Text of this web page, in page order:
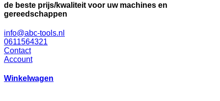
de beste prijs/kwaliteit voor uw machines en
gereedschappen
info@abc-tools.nl
0611564321
Contact
Account
Winkelwagen